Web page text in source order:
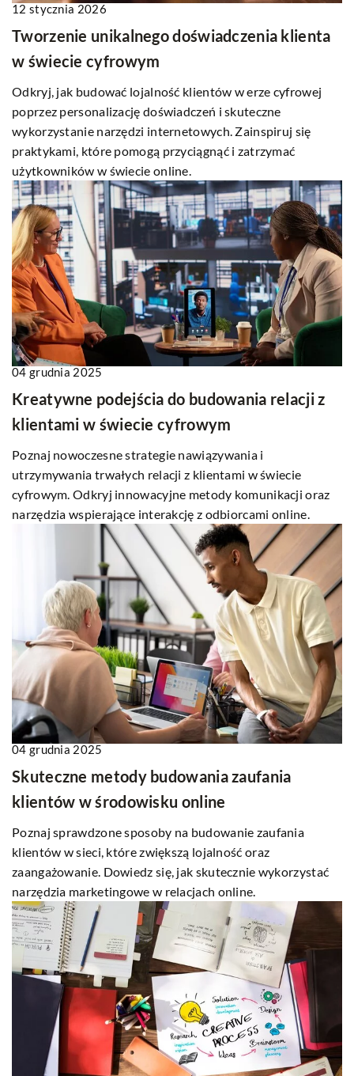
12 stycznia 2026
Tworzenie unikalnego doświadczenia klienta
w świecie cyfrowym
Odkryj, jak budować lojalność klientów w erze cyfrowej
poprzez personalizację doświadczeń i skuteczne
wykorzystanie narzędzi internetowych. Zainspiruj się
praktykami, które pomogą przyciągnąć i zatrzymać
użytkowników w świecie online.
04 grudnia 2025
Kreatywne podejścia do budowania relacji z
klientami w świecie cyfrowym
Poznaj nowoczesne strategie nawiązywania i
utrzymywania trwałych relacji z klientami w świecie
cyfrowym. Odkryj innowacyjne metody komunikacji oraz
narzędzia wspierające interakcję z odbiorcami online.
04 grudnia 2025
Skuteczne metody budowania zaufania
klientów w środowisku online
Poznaj sprawdzone sposoby na budowanie zaufania
klientów w sieci, które zwiększą lojalność oraz
zaangażowanie. Dowiedz się, jak skutecznie wykorzystać
narzędzia marketingowe w relacjach online.